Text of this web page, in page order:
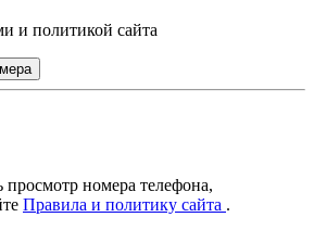
и политикой сайта
номера телефона,
Правила и политику сайта .